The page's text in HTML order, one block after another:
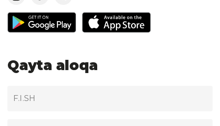
Qayta aloqa